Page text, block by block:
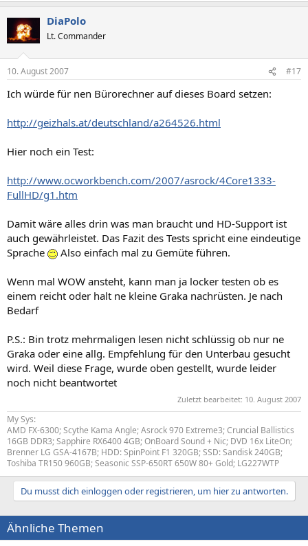
DiaPolo
Lt. Commander
10. August 2007 #17
Ich würde für nen Bürorechner auf dieses Board setzen:
http://geizhals.at/deutschland/a264526.html
Hier noch ein Test:
http://www.ocworkbench.com/2007/asrock/4Core1333-
FullHD/g1.htm
Damit wäre alles drin was man braucht und HD-Support ist
auch gewährleistet. Das Fazit des Tests spricht eine eindeutige
Sprache
Also einfach mal zu Gemüte führen.
Wenn mal WOW ansteht, kann man ja locker testen ob es
einem reicht oder halt ne kleine Graka nachrüsten. Je nach
Bedarf
P.S.: Bin trotz mehrmaligen lesen nicht schlüssig ob nur ne
Graka oder eine allg. Empfehlung für den Unterbau gesucht
wird. Weil diese Frage, wurde oben gestellt, wurde leider
noch nicht beantwortet
Zuletzt bearbeitet: 10. August 2007
My Sys:
AMD FX-6300; Scythe Kama Angle; Asrock 970 Extreme3; Cruncial Ballistics
16GB DDR3; Sapphire RX6400 4GB; OnBoard Sound + Nic; DVD 16x LiteOn;
Brenner LG GSA-4167B; HDD: SpinPoint F1 320GB; SSD: Sandisk 240GB;
Toshiba TR150 960GB; Seasonic SSP-650RT 650W 80+ Gold; LG227WTP
Du musst dich einloggen oder registrieren, um hier zu antworten.
Ähnliche Themen